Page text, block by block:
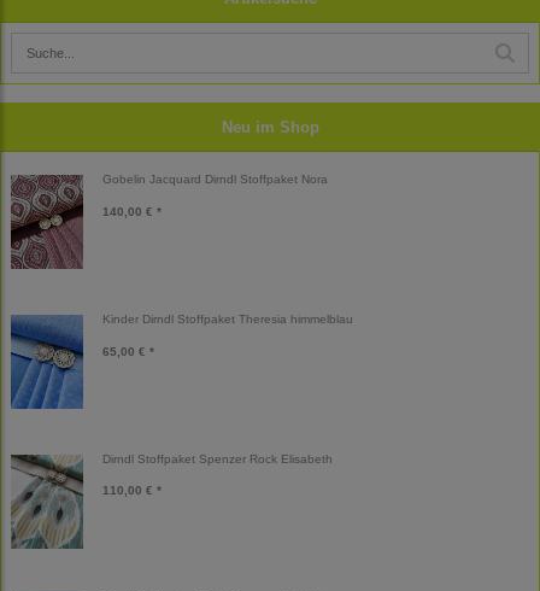
Neu im Shop
Gobelin Jacquard Dirndl Stoffpaket Nora
140,00 € *
Kinder Dirndl Stoffpaket Theresia himmelblau
65,00 € *
Dirndl Stoffpaket Spenzer Rock Elisabeth
110,00 € *